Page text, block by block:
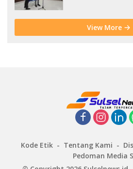
View More
Kode Etik Tentang Kami
Pedoman Media